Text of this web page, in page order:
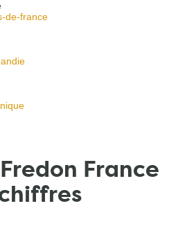
de-france
France